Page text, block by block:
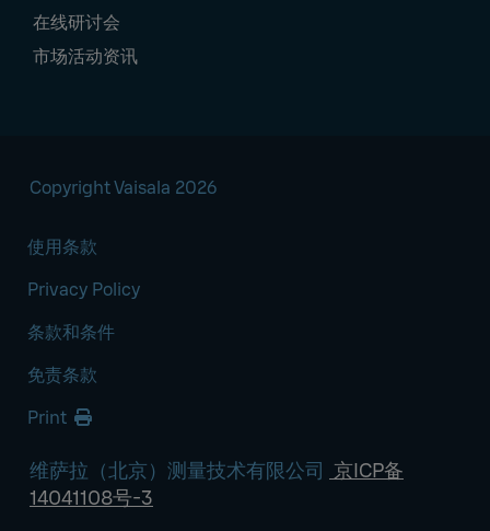
在线研讨会
市场活动资讯
Copyright Vaisala 2026
使用条款
Privacy Policy
条款和条件
免责条款
Print
维萨拉（北京）测量技术有限公司 京ICP备
14041108号-3